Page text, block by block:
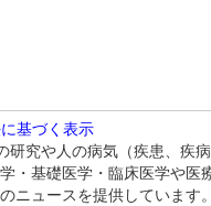
基づく表示
究や人の病気（疾患、疾
基礎医学・臨床医学や
ニュースを提供しています